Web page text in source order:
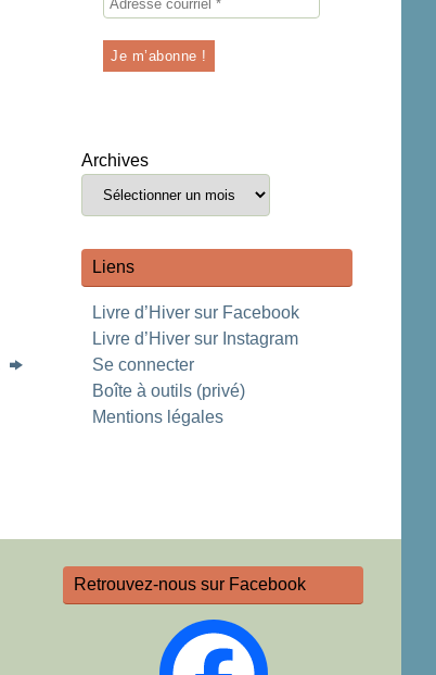
Archives
Liens
Livre d’Hiver sur Facebook
Livre d’Hiver sur Instagram
Se connecter
Boîte à outils (privé)
Mentions légales
Retrouvez-nous sur Facebook